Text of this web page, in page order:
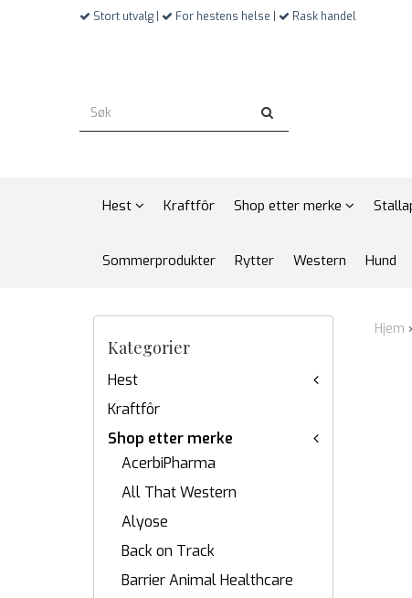
Stort utvalg | For hestens helse | Rask handel
Hest Kraftfôr Shop etter merke
Sommerprodukter Rytter Western Hund
Kategorier
Hest
Kraftfôr
Shop etter merke
AcerbiPharma
All That Western
Alyose
Back on Track
Barrier Animal Healthcare
Hjem